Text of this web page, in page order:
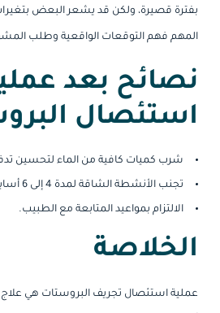
بفترة قصيرة، ولكن قد يشعر البعض
المهم فهم التوقعات الواقعية وطلب
نصائح بعد
استئصال
شرب كميات كافية من الماء لتحسين
تجنب الأنشطة الشاقة لمدة 4 إلى 6 أسابيع.
الالتزام بمواعيد المتابعة مع الطبيب.
الخلاصة
عملية استئصال تجريف البروستات هي